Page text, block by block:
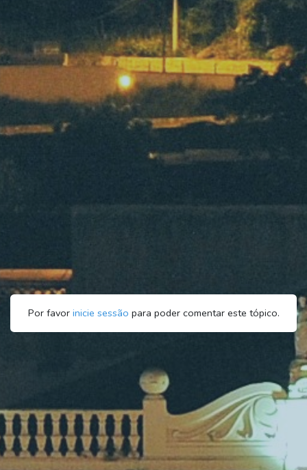
Por favor inicie sessão para poder comentar este tópico.